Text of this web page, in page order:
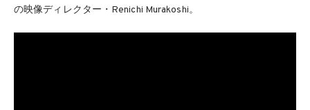
の映像ディレクター・Renichi Murakoshi。